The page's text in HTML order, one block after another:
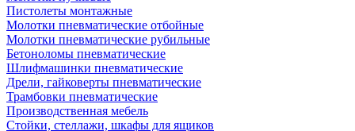
Пистолеты монтажные
Молотки пневматические отбойные
Молотки пневматические рубильные
Бетоноломы пневматические
Шлифмашинки пневматические
Дрели, гайковерты пневматические
Трамбовки пневматические
Производственная мебель
Стойки, стеллажи, шкафы для ящиков